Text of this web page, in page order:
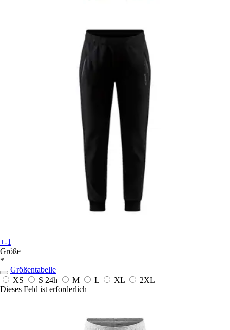
+-1
Größe
*
Größentabelle
XS
S 24h M L XL
2XL
Dieses Feld ist erforderlich